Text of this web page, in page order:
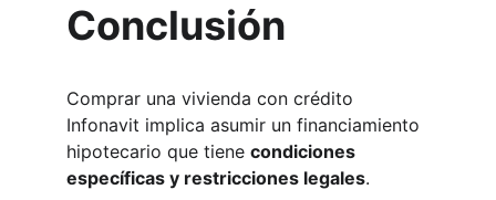
Conclusión
Comprar una vivienda con crédito
Infonavit implica asumir un financiamiento
hipotecario que tiene condiciones
específicas y restricciones legales.